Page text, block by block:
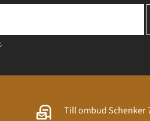
.
Till ombud Schenker